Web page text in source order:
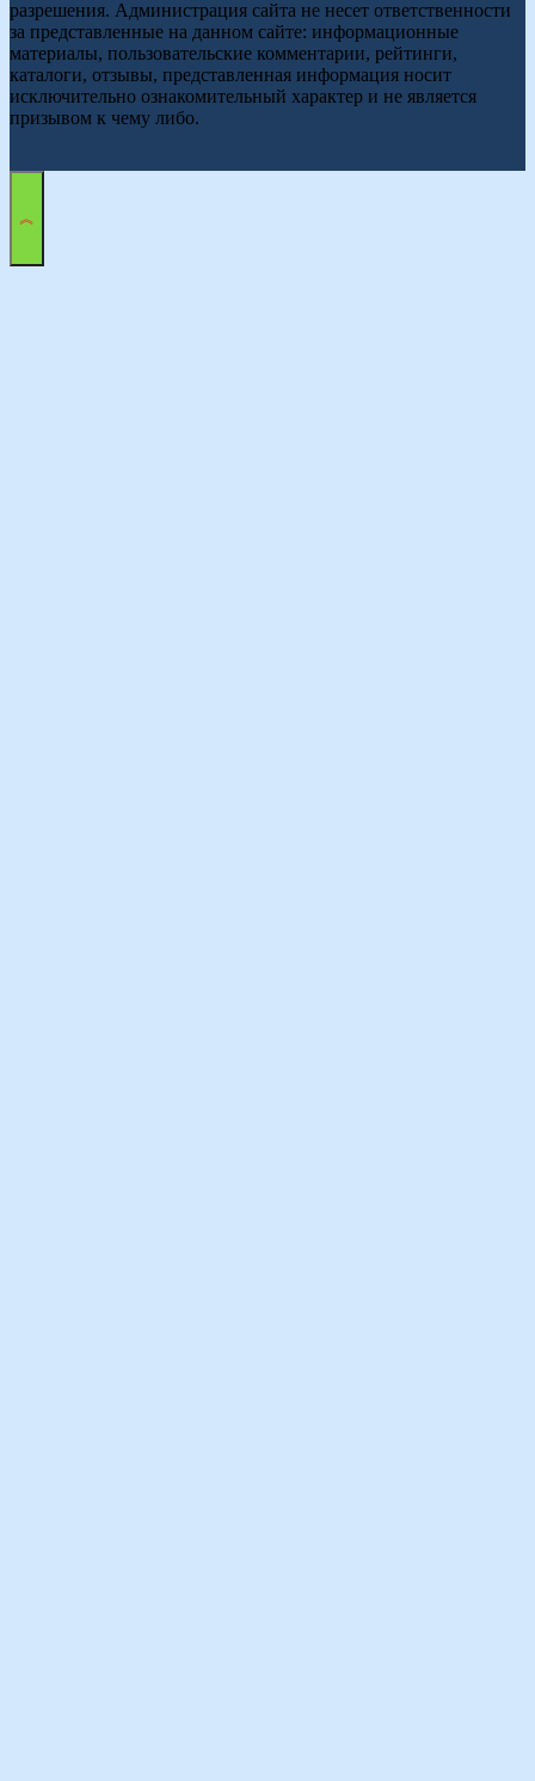
разрешения. Администрация сайта не несет ответственности
за представленные на данном сайте: информационные
материалы, пользовательские комментарии, рейтинги,
каталоги, отзывы, представленная информация носит
исключительно ознакомительный характер и не является
призывом к чему либо.